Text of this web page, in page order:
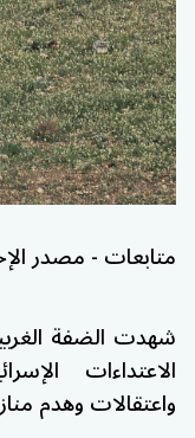
متابعات - مصدر
شهدت الضفة
الاعتداءات
واعتقالات وهدم